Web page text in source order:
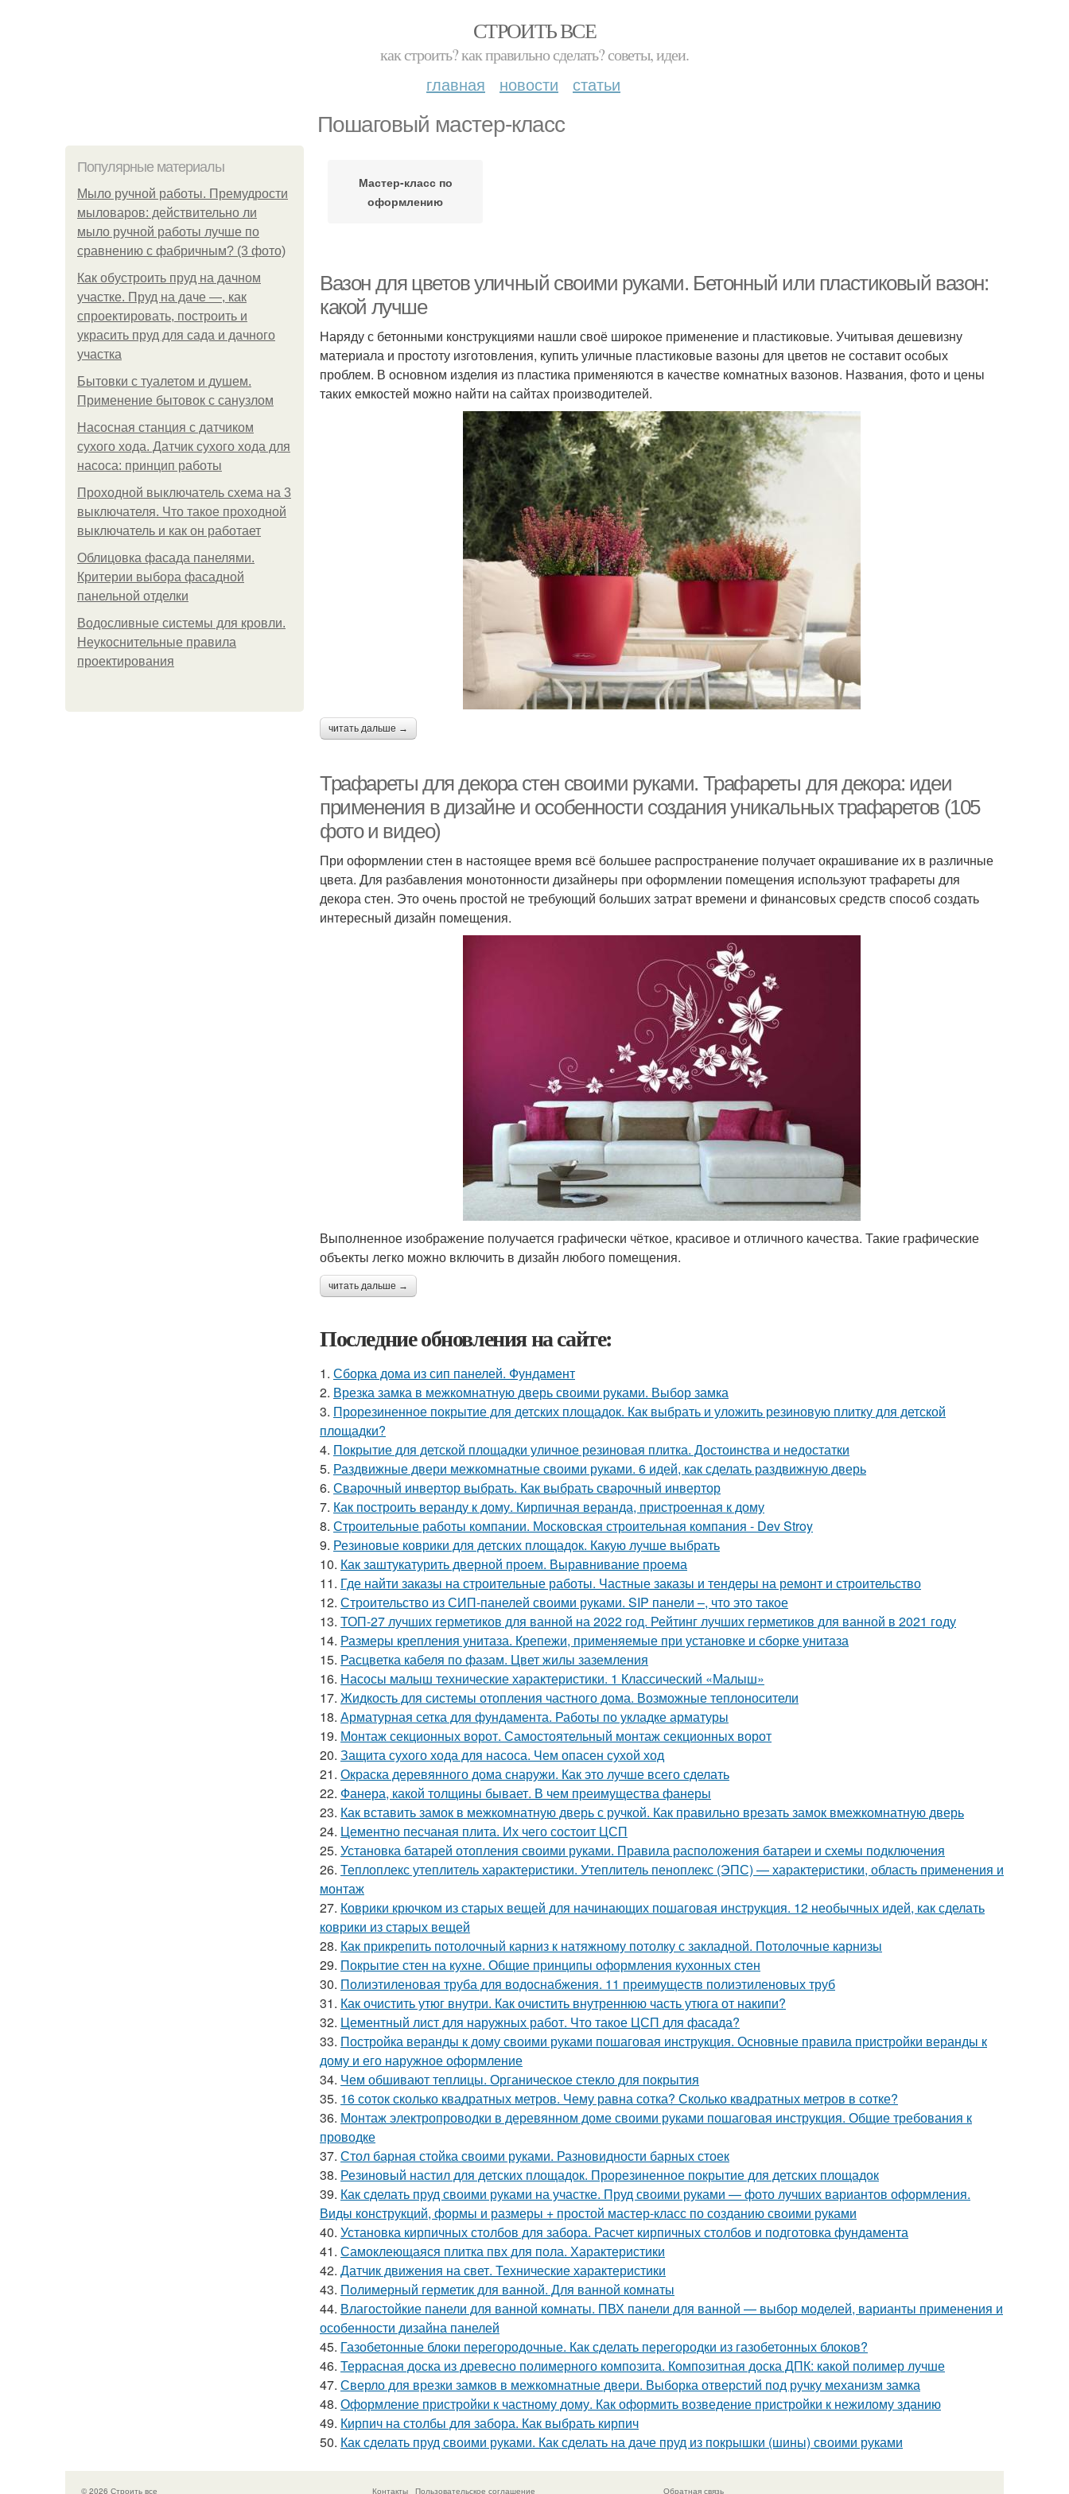
СТРОИТЬ ВСЕ
как строить? как правильно сделать? советы, идеи.
главная новости статьи
Пошаговый мастер-класс
Популярные материалы
Мыло ручной работы. Премудрости
мыловаров: действительно ли
мыло ручной работы лучше по
сравнению с фабричным? (3 фото)
Как обустроить пруд на дачном
участке. Пруд на даче —, как
спроектировать, построить и
украсить пруд для сада и дачного
участка
Бытовки с туалетом и душем.
Применение бытовок с санузлом
Насосная станция с датчиком
сухого хода. Датчик сухого хода для
насоса: принцип работы
Проходной выключатель схема на 3
выключателя. Что такое проходной
выключатель и как он работает
Облицовка фасада панелями.
Критерии выбора фасадной
панельной отделки
Водосливные системы для кровли.
Неукоснительные правила
проектирования
Мастер-класс по
оформлению
Вазон для цветов уличный своими руками. Бетонный или пластиковый вазон:
какой лучше
Наряду с бетонными конструкциями нашли своё широкое применение и пластиковые. Учитывая дешевизну
материала и простоту изготовления, купить уличные пластиковые вазоны для цветов не составит особых
проблем. В основном изделия из пластика применяются в качестве комнатных вазонов. Названия, фото и цены
таких емкостей можно найти на сайтах производителей.
читать дальше →
Трафареты для декора стен своими руками. Трафареты для декора: идеи
применения в дизайне и особенности создания уникальных трафаретов (105
фото и видео)
При оформлении стен в настоящее время всё большее распространение получает окрашивание их в различные
цвета. Для разбавления монотонности дизайнеры при оформлении помещения используют трафареты для
декора стен. Это очень простой не требующий больших затрат времени и финансовых средств способ создать
интересный дизайн помещения.
Выполненное изображение получается графически чёткое, красивое и отличного качества. Такие графические
объекты легко можно включить в дизайн любого помещения.
читать дальше →
Последние обновления на сайте:
1. Сборка дома из сип панелей. Фундамент
2. Врезка замка в межкомнатную дверь своими руками. Выбор замка
3. Прорезиненное покрытие для детских площадок. Как выбрать и уложить резиновую плитку для детской
площадки?
4. Покрытие для детской площадки уличное резиновая плитка. Достоинства и недостатки
5. Раздвижные двери межкомнатные своими руками. 6 идей, как сделать раздвижную дверь
6. Сварочный инвертор выбрать. Как выбрать сварочный инвертор
7. Как построить веранду к дому. Кирпичная веранда, пристроенная к дому
8. Строительные работы компании. Московская строительная компания - Dev Stroy
9. Резиновые коврики для детских площадок. Какую лучше выбрать
10. Как заштукатурить дверной проем. Выравнивание проема
11. Где найти заказы на строительные работы. Частные заказы и тендеры на ремонт и строительство
12. Строительство из СИП-панелей своими руками. SIP панели –, что это такое
13. ТОП-27 лучших герметиков для ванной на 2022 год. Рейтинг лучших герметиков для ванной в 2021 году
14. Размеры крепления унитаза. Крепежи, применяемые при установке и сборке унитаза
15. Расцветка кабеля по фазам. Цвет жилы заземления
16. Насосы малыш технические характеристики. 1 Классический «Малыш»
17. Жидкость для системы отопления частного дома. Возможные теплоносители
18. Арматурная сетка для фундамента. Работы по укладке арматуры
19. Монтаж секционных ворот. Самостоятельный монтаж секционных ворот
20. Защита сухого хода для насоса. Чем опасен сухой ход
21. Окраска деревянного дома снаружи. Как это лучше всего сделать
22. Фанера, какой толщины бывает. В чем преимущества фанеры
23. Как вставить замок в межкомнатную дверь с ручкой. Как правильно врезать замок вмежкомнатную дверь
24. Цементно песчаная плита. Их чего состоит ЦСП
25. Установка батарей отопления своими руками. Правила расположения батареи и схемы подключения
26. Теплоплекс утеплитель характеристики. Утеплитель пеноплекс (ЭПС) — характеристики, область применения и
монтаж
27. Коврики крючком из старых вещей для начинающих пошаговая инструкция. 12 необычных идей, как сделать
коврики из старых вещей
28. Как прикрепить потолочный карниз к натяжному потолку с закладной. Потолочные карнизы
29. Покрытие стен на кухне. Общие принципы оформления кухонных стен
30. Полиэтиленовая труба для водоснабжения. 11 преимуществ полиэтиленовых труб
31. Как очистить утюг внутри. Как очистить внутреннюю часть утюга от накипи?
32. Цементный лист для наружных работ. Что такое ЦСП для фасада?
33. Постройка веранды к дому своими руками пошаговая инструкция. Основные правила пристройки веранды к
дому и его наружное оформление
34. Чем обшивают теплицы. Органическое стекло для покрытия
35. 16 соток сколько квадратных метров. Чему равна сотка? Сколько квадратных метров в сотке?
36. Монтаж электропроводки в деревянном доме своими руками пошаговая инструкция. Общие требования к
проводке
37. Стол барная стойка своими руками. Разновидности барных стоек
38. Резиновый настил для детских площадок. Прорезиненное покрытие для детских площадок
39. Как сделать пруд своими руками на участке. Пруд своими руками — фото лучших вариантов оформления.
Виды конструкций, формы и размеры + простой мастер-класс по созданию своими руками
40. Установка кирпичных столбов для забора. Расчет кирпичных столбов и подготовка фундамента
41. Самоклеющаяся плитка пвх для пола. Характеристики
42. Датчик движения на свет. Технические характеристики
43. Полимерный герметик для ванной. Для ванной комнаты
44. Влагостойкие панели для ванной комнаты. ПВХ панели для ванной — выбор моделей, варианты применения и
особенности дизайна панелей
45. Газобетонные блоки перегородочные. Как сделать перегородки из газобетонных блоков?
46. Террасная доска из древесно полимерного композита. Композитная доска ДПК: какой полимер лучше
47. Сверло для врезки замков в межкомнатные двери. Выборка отверстий под ручку механизм замка
48. Оформление пристройки к частному дому. Как оформить возведение пристройки к нежилому зданию
49. Кирпич на столбы для забора. Как выбрать кирпич
50. Как сделать пруд своими руками. Как сделать на даче пруд из покрышки (шины) своими руками
© 2026 Строить все Контакты Пользовательское соглашение Обратная связь